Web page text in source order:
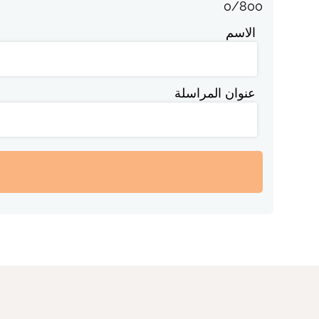
0/800
الاسم
عنوان المراسلة